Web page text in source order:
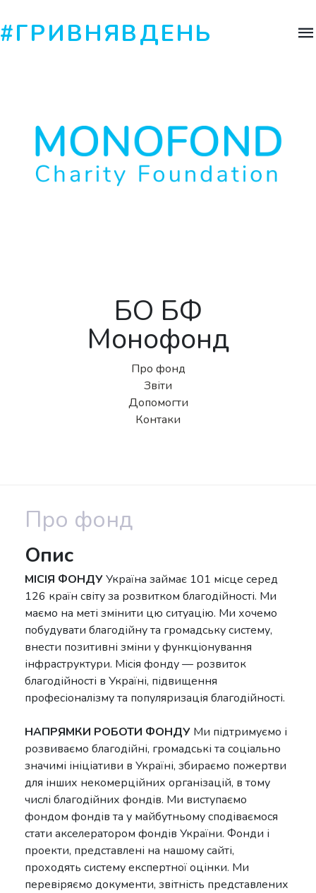
#ГРИВНЯВДЕНЬ
БО БФ
Монофонд
Про фонд
Звіти
Допомогти
Контаки
Про фонд
Опис
МІСІЯ ФОНДУУкраїна займає 101 місце серед
126 країн світу за розвитком благодійності. Ми
маємо на меті змінити цю ситуацію. Ми хочемо
побудувати благодійну та громадську систему,
внести позитивні зміни у функціонування
інфраструктури. Місія фонду — розвиток
благодійності в Україні, підвищення
професіоналізму та популяризація благодійності.
НАПРЯМКИ РОБОТИ ФОНДУ Ми підтримуємо і
розвиваємо благодійні, громадські та соціально
значимі ініціативи в Україні, збираємо пожертви
для інших некомерційних організацій, в тому
числі благодійних фондів. Ми виступаємо
фондом фондів та у майбутньому сподіваємося
стати акселератором фондів України. Фонди і
проекти, представлені на нашому сайті,
проходять систему експертної оцінки. Ми
перевіряємо документи, звітність представлених